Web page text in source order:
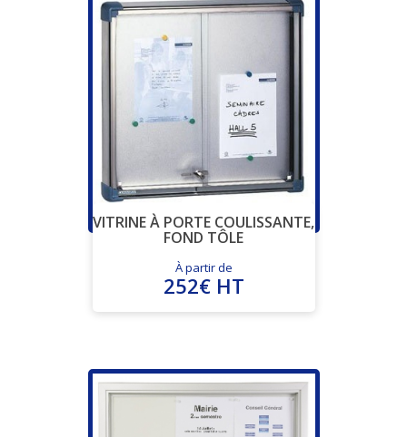
VITRINE À PORTE COULISSANTE,
FOND TÔLE
À partir de
252€ HT